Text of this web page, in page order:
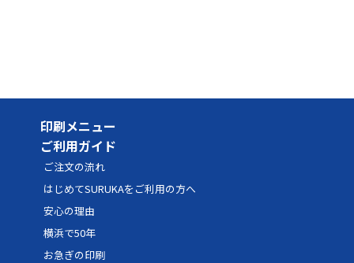
印刷メニュー
ご利用ガイド
ご注文の流れ
はじめてSURUKAをご利用の方へ
安心の理由
横浜で50年
お急ぎの印刷